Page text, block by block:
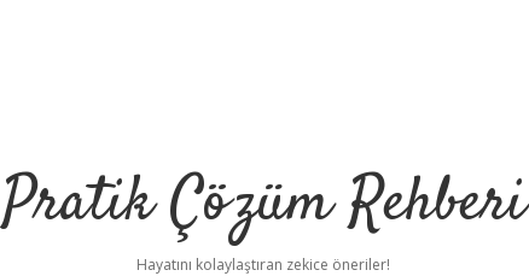
Pratik Çözüm Rehberi
Hayatını kolaylaştıran zekice öneriler!